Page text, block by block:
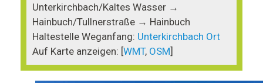
Unterkirchbach/Kaltes Wasser →
Hainbuch/Tullnerstraße → Hainbuch
Haltestelle Weganfang: Unterkirchbach Ort
Auf Karte anzeigen: [WMT, OSM]